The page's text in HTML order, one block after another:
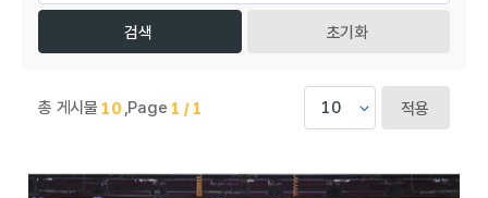
초기화
총 게시물 10 ,Page 1 / 1 적용